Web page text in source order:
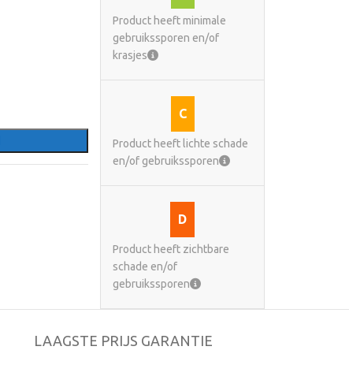
Product heeft minimale
gebruikssporen en/of
krasjes
C
Product heeft lichte schade
en/of gebruikssporen
D
Product heeft zichtbare
schade en/of
gebruikssporen
LAAGSTE PRIJS GARANTIE